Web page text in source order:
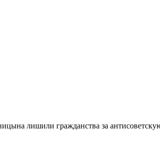
лишили гражданства за